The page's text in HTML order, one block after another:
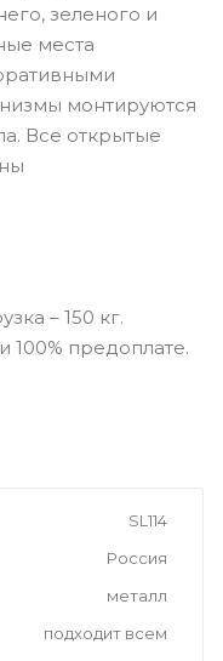
зеленого и
места
монтируются
Все открытые
– 150 кг.
100% предоплате.
SL114
Россия
металл
подходит всем